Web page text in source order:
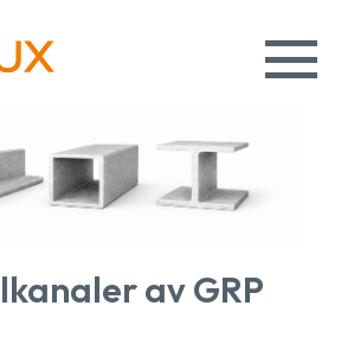
av GRP